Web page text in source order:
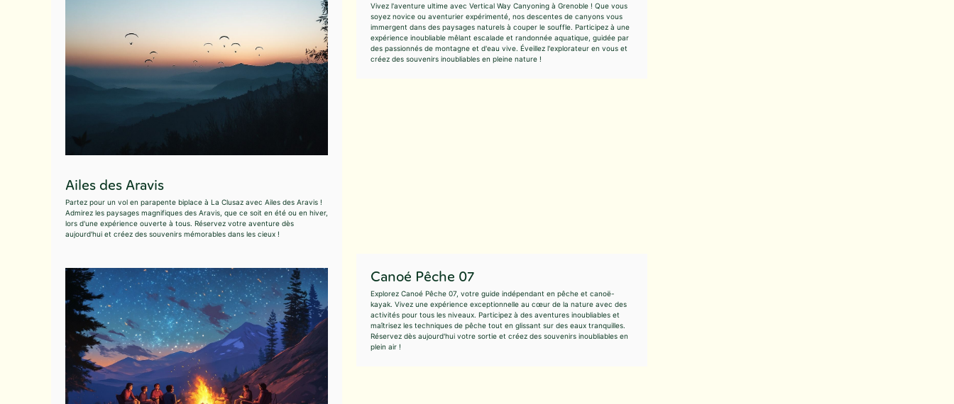
Ailes des Aravis
Partez pour un vol en parapente biplace à La Clusaz avec Ailes des Aravis !
Admirez les paysages magnifiques des Aravis, que ce soit en été ou en hiver,
lors d'une expérience ouverte à tous. Réservez votre aventure dès
aujourd'hui et créez des souvenirs mémorables dans les cieux !
Vivez l'aventure ultime avec Vertical Way Canyoning à Grenoble ! Que vous
soyez novice ou aventurier expérimenté, nos descentes de canyons vous
immergent dans des paysages naturels à couper le souffle. Participez à une
expérience inoubliable mêlant escalade et randonnée aquatique, guidée par
des passionnés de montagne et d'eau vive. Éveillez l'explorateur en vous et
créez des souvenirs inoubliables en pleine nature !
Canoé Pêche 07
Explorez Canoé Pêche 07, votre guide indépendant en pêche et canoë-
kayak. Vivez une expérience exceptionnelle au cœur de la nature avec des
activités pour tous les niveaux. Participez à des aventures inoubliables et
maîtrisez les techniques de pêche tout en glissant sur des eaux tranquilles.
Réservez dès aujourd'hui votre sortie et créez des souvenirs inoubliables en
plein air !